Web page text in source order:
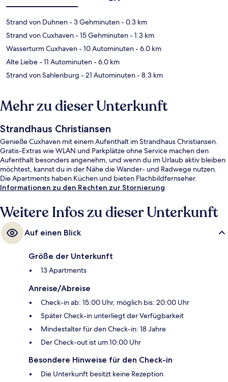
Strand von Duhnen- 3 Gehminuten- 0.3 km
Strand von Cuxhaven- 15 Gehminuten- 1.3 km
Wasserturm Cuxhaven- 10 Autominuten- 6.0 km
Alte Liebe- 11 Autominuten- 6.0 km
Strand von Sahlenburg - 21 Autominuten- 8.3 km
Mehr zu dieser Unterkunft
Strandhaus Christiansen
Genieße Cuxhaven mit einem Aufenthalt im Strandhaus Christiansen.
Gratis-Extras wie WLAN und Parkplätze ohne Service machen den
Aufenthalt besonders angenehm, und wenn du im Urlaub aktiv bleiben
möchtest, kannst du in der Nähe die Wander- und Radwege nutzen.
Die Apartments haben Küchen und bieten Flachbildfernseher.
Informationen zu den Rechten zur Stornierung
Weitere Infos zu dieser Unterkunft
Auf einen Blick
Größe der Unterkunft
13 Apartments
Anreise/Abreise
Check-in ab: 15:00 Uhr, möglich bis: 20:00 Uhr
Später Check-in unterliegt der Verfügbarkeit
Mindestalter für den Check-in: 18 Jahre
Der Check-out ist um 10:00 Uhr
Besondere Hinweise für den Check-in
Die Unterkunft besitzt keine Rezeption